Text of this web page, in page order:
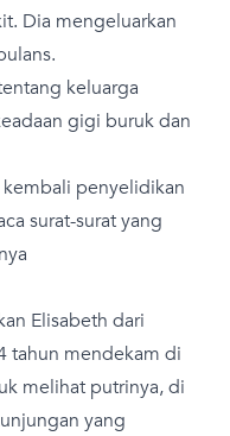
Dia mengeluarkan
keluarga
gigi buruk dan
penyelidikan
surat-surat yang
Elisabeth dari
tahun mendekam di
melihat putrinya, di
yang